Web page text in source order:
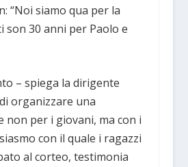
“Noi siamo qua per la
son 30 anni per Paolo e
– spiega la dirigente
organizzare una
non per i giovani, ma con i
con il quale i ragazzi
al corteo, testimonia